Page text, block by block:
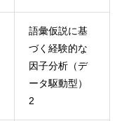
語彙仮説に基
づく経験的な
因子分析（デ
ータ駆動型）
2